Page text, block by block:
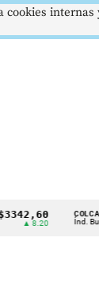
▲ 8.20
COLCAP
Índ. Bursátil
cookies